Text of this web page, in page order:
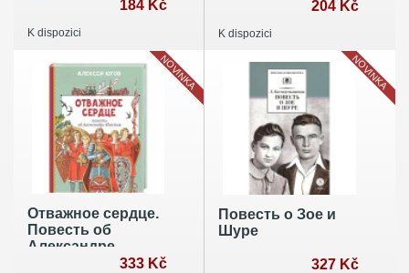
184 Kč
K dispozici
204 Kč
K dispozici
Отважное сердце.
Повесть об
Александре
333 Kč
NOVINKA
Повесть о Зое и
Шуре
327 Kč
NOVINKA